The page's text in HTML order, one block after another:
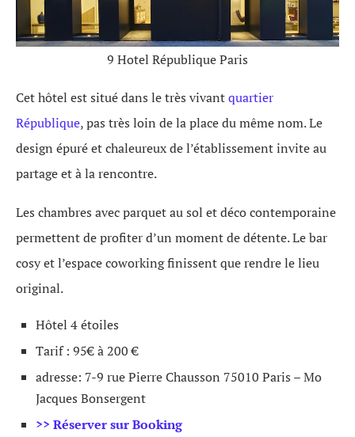
9 Hotel République Paris
Cet hôtel est situé dans le très vivantquartier
République, pas très loin de la place du même nom. Le
design épuré et chaleureux de l’établissement invite au
partage et à la rencontre.
Les chambres avec parquet au sol et déco contemporaine
permettent de profiter d’un moment de détente. Le bar
cosy et l’espace coworking finissent que rendre le lieu
original.
Hôtel 4 étoiles
Tarif : 95€ à 200 €
adresse: 7-9 rue Pierre Chausson 75010 Paris – Mo
Jacques Bonsergent
>> Réserver sur Booking